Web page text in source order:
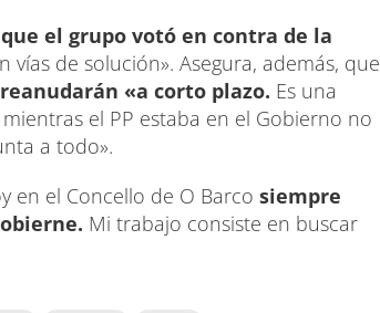
el grupo votó en contra de la
de solución». Asegura, además, que
«a corto plazo. Es una
el PP estaba en el Gobierno no
a todo».
en el Concello de O Barco siempre
Mi trabajo consiste en buscar